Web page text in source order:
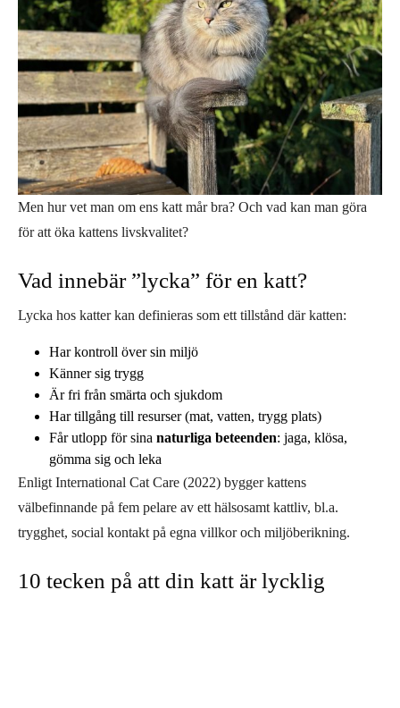
Men hur vet man om ens katt mår bra? Och vad kan man göra
för att öka kattens livskvalitet?
Vad innebär ”lycka” för en katt?
Lycka hos katter kan definieras som ett tillstånd där katten:
Har kontroll över sin miljö
Känner sig trygg
Är fri från smärta och sjukdom
Har tillgång till resurser (mat, vatten, trygg plats)
Får utlopp för sina naturliga beteenden: jaga, klösa,
gömma sig och leka
Enligt International Cat Care (2022) bygger kattens
välbefinnande på fem pelare av ett hälsosamt kattliv, bl.a.
trygghet, social kontakt på egna villkor och miljöberikning.
10 tecken på att din katt är lycklig